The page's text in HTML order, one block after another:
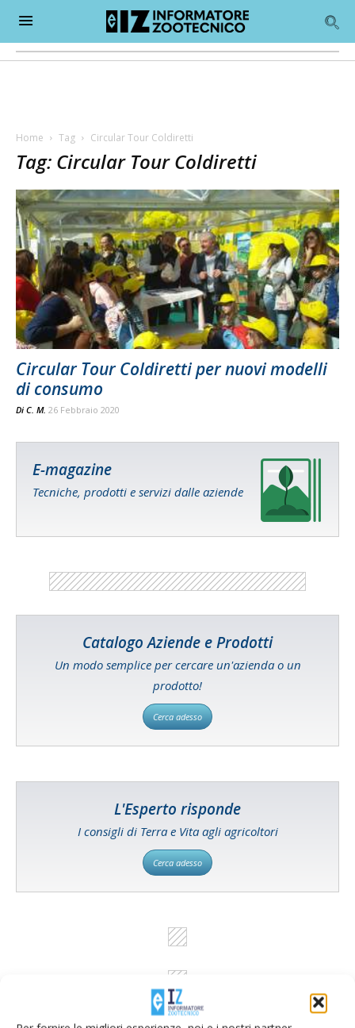
Home Tag Circular Tour Coldiretti
Tag: Circular Tour Coldiretti
Circular Tour Coldiretti per nuovi modelli
di consumo
Di C. M. 26 Febbraio 2020
E-magazine
Tecniche, prodotti e servizi dalle aziende
Catalogo Aziende e Prodotti
Un modo semplice per cercare un'azienda o un
prodotto!
Cerca adesso
L'Esperto risponde
I consigli di Terra e Vita agli agricoltori
Cerca adesso